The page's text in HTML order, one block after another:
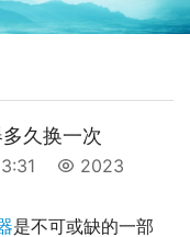
久换一次
2023
是不可或缺的一部